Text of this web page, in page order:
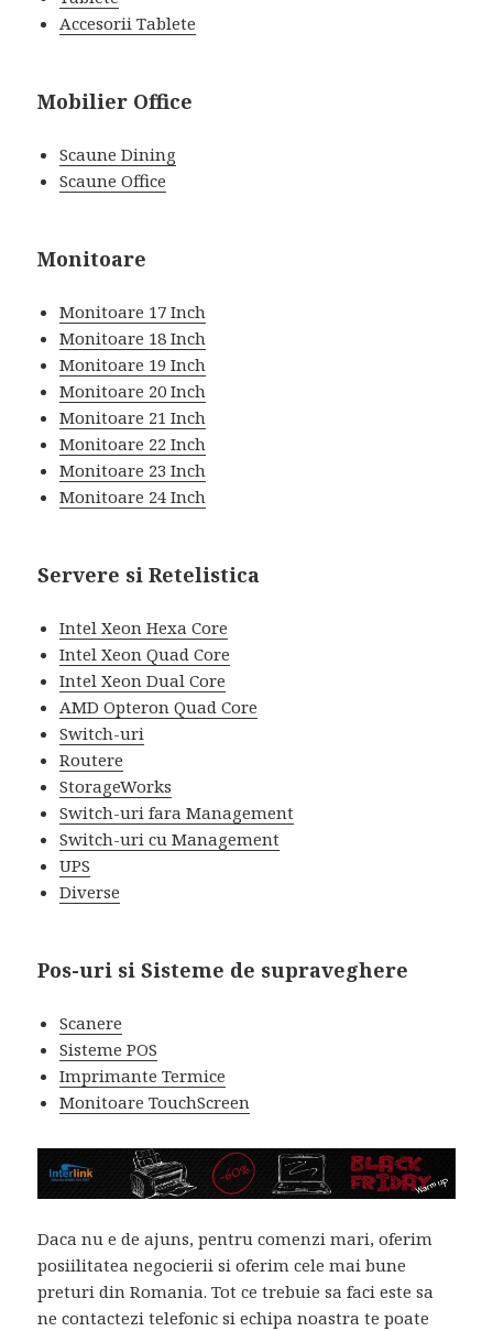
Accesorii Tablete
Mobilier Office
Scaune Dining
Scaune Office
Monitoare
Monitoare 17 Inch
Monitoare 18 Inch
Monitoare 19 Inch
Monitoare 20 Inch
Monitoare 21 Inch
Monitoare 22 Inch
Monitoare 23 Inch
Monitoare 24 Inch
Servere si Retelistica
Intel Xeon Hexa Core
Intel Xeon Quad Core
Intel Xeon Dual Core
AMD Opteron Quad Core
Switch-uri
Routere
StorageWorks
Switch-uri fara Management
Switch-uri cu Management
UPS
Diverse
Pos-uri si Sisteme de supraveghere
Scanere
Sisteme POS
Imprimante Termice
Monitoare TouchScreen
Daca nu e de ajuns, pentru comenzi mari, oferim
posiilitatea negocierii si oferim cele mai bune
preturi din Romania. Tot ce trebuie sa faci este sa
ne contactezi telefonic si echipa noastra te poate